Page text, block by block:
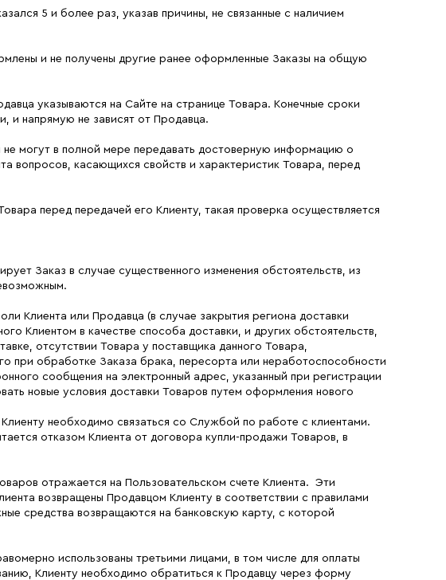
5 и более раз, указав причины, не связанные с наличием
и не получены другие ранее оформленные Заказы на общую
указываются на Сайте на странице Товара. Конечные сроки
и напрямую не зависят от Продавца.
могут в полной мере передавать достоверную информацию о
вопросов, касающихся свойств и характеристик Товара, перед
перед передачей его Клиенту, такая проверка осуществляется
Заказ в случае существенного изменения обстоятельств, из
Клиента или Продавца (в случае закрытия региона доставки
Клиентом в качестве способа доставки, и других обстоятельств,
отсутствии Товара у поставщика данного Товара,
при обработке Заказа брака, пересорта или неработоспособности
сообщения на электронный адрес, указанный при регистрации
новые условия доставки Товаров путем оформления нового
необходимо связаться со Службой по работе с клиентами.
отказом Клиента от договора купли-продажи Товаров, в
отражается на Пользовательском счете Клиента. Эти
возвращены Продавцом Клиенту в соответствии с правилами
средства возвращаются на банковскую карту, с которой
использованы третьими лицами, в том числе для оплаты
Клиенту необходимо обратиться к Продавцу через форму